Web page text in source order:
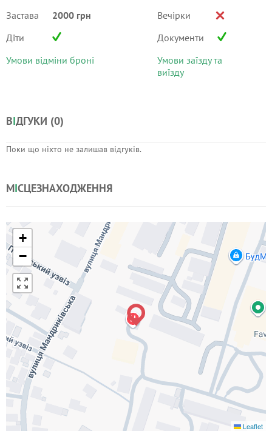
Застава
2000 грн
Діти
Умови відміни броні
Вечірки
Документи
Умови заїзду та
виїзду
ВІДГУКИ (0)
Поки що ніхто не залишав відгуків.
МІСЦЕЗНАХОДЖЕННЯ
+
−
Leaflet